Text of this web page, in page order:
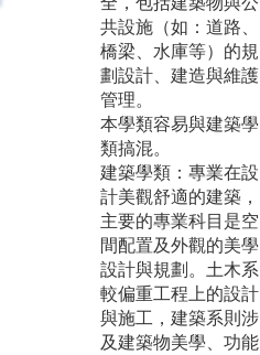
共設施（如：道路、
橋梁、水庫等）的規
劃設計、建造與維護
管理。
本學類容易與建築學
類搞混。
建築學類：專業在設
計美觀舒適的建築，
主要的專業科目是空
間配置及外觀的美學
設計與規劃。土木系
較偏重工程上的設計
與施工，建築系則涉
及建築物美學、功能